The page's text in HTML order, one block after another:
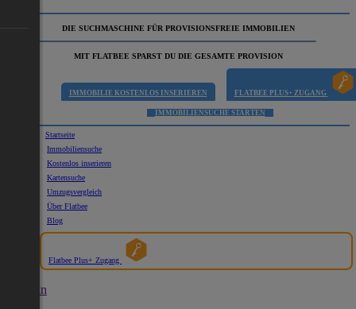
DIE SUCHMASCHINE FÜR PROVISIONSFREIE IMMOBILIEN
MIT FLATBEE SPARST DU DIE GESAMTE PROVISION
IMMOBILIE KOSTENLOS INSERIEREN FLATBEE PLUS+ ZUGANG
IMMOBILIENSUCHE STARTEN
Startseite
Immobiliensuche
Kostenlos inserieren
Kartensuche
Umzugsvergleich
Über Flatbee
Blog
Flatbee Plus+ Zugang
German